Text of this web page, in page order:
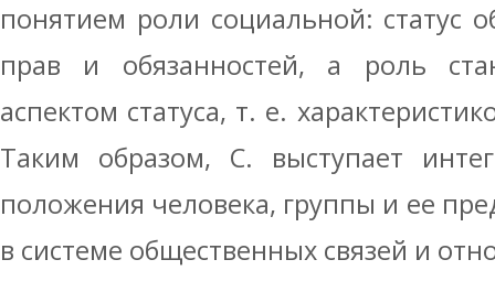
понятием роли социальной: статус
прав и обязанностей, а роль
аспектом статуса, т. е.
Таким образом, С. выступает
положения человека, группы и ее
в системе общественных связей и